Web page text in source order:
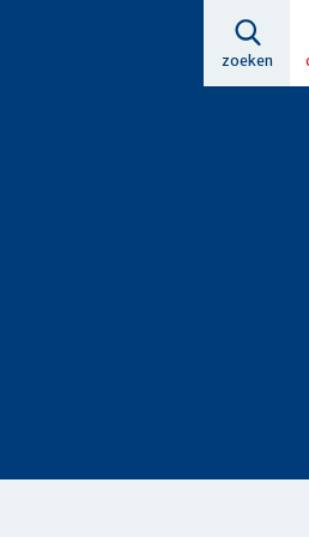
zoeken